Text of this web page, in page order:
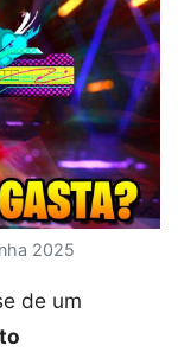
2025
de um